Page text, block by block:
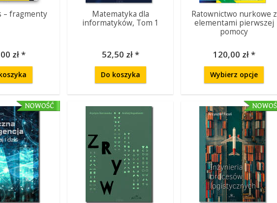
– fragmenty
zł *
Matematyka dla
informatyków, Tom 1
52,50 zł *
Do koszyka
Ratownictwo nurkowe z
elementami pierwszej
pomocy
120,00 zł *
Wybierz opcje